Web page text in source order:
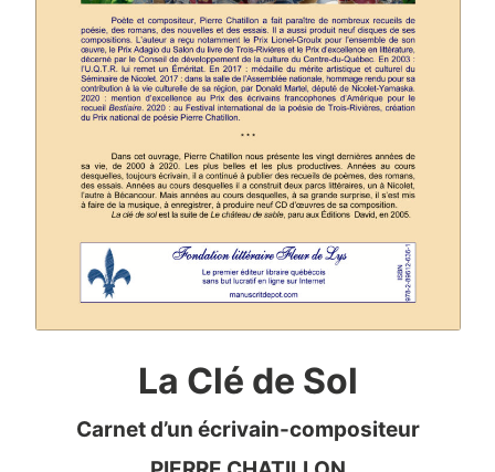
La Clé de Sol
Carnet d’un écrivain-compositeur